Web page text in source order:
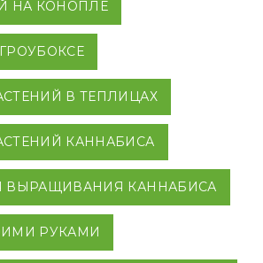
НА КОНОПЛЕ
В ТЕПЛИЦАХ
КАННАБИСА
ВЫРАЩИВАНИЯ КАННАБИСА
РУКАМИ